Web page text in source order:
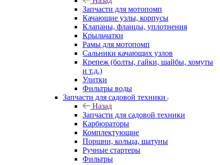
Запчасти для мотопомп
Качающие узлы, корпусы
Клапаны, фланцы, уплотнения
Крыльчатки
Рамы для мотопомп
Сальники качающих узлов
Крепеж (болты, гайки, шайбы, хомуты
и т.д.)
Улитки
Фильтры воды
Запчасти для садовой техники
Назад
Запчасти для садовой техники
Карбюраторы
Комплектующие
Поршни, кольца, шатуны
Ручные стартеры
Фильтры